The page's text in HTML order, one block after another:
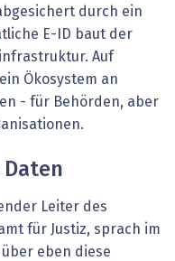
durch ein
E-ID baut der
Auf
Ökosystem an
- für Behörden, aber
Leiter des
für Justiz, sprach im
eben diese